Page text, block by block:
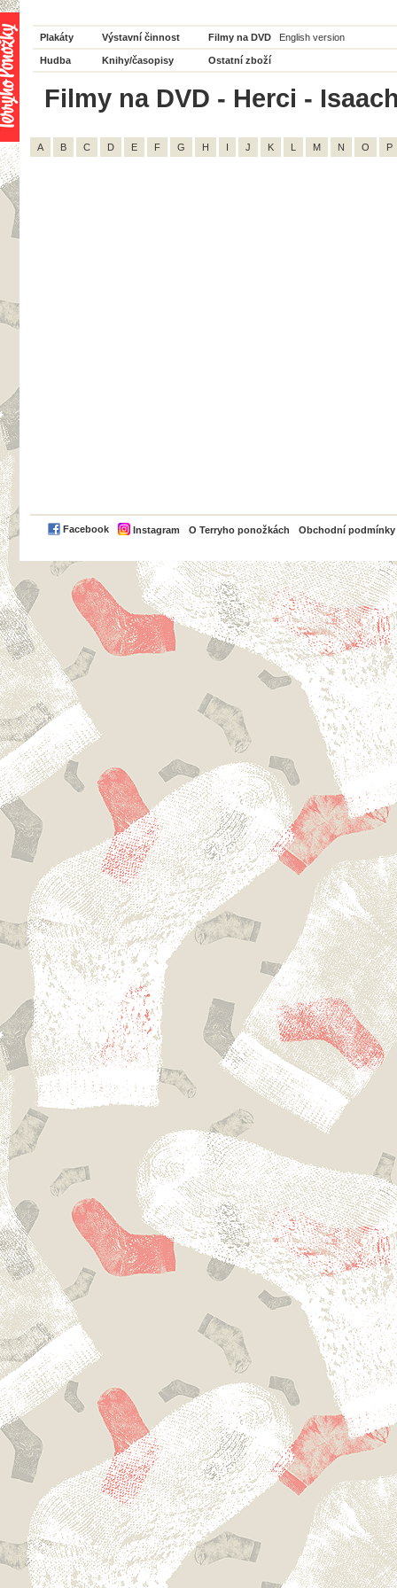
Plakáty Výstavní činnost Filmy na DVD English version
Hudba Knihy/časopisy Ostatní zboží
Filmy na DVD - Herci -
A B C D E F G H I J K L M N O P
Facebook Instagram O Terryho ponožkách Obchodní podmínky
PayPal